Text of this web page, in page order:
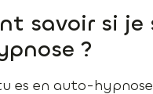
savoir si je
?
es en auto-